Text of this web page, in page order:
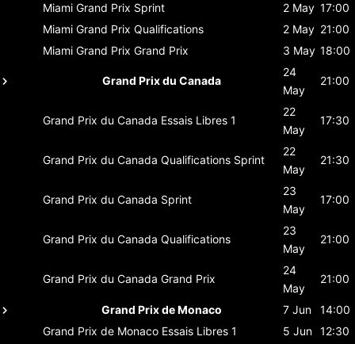
Miami Grand Prix Sprint 2 May 17:00
Miami Grand Prix Qualifications 2 May 21:00
Miami Grand Prix Grand Prix 3 May 18:00
Grand Prix du Canada
24
May
21:00
Grand Prix du Canada Essais Libres 1
22
May
17:30
Grand Prix du Canada Qualifications Sprint
22
May
21:30
Grand Prix du Canada Sprint
23
May
17:00
Grand Prix du Canada Qualifications
23
May
21:00
Grand Prix du Canada Grand Prix
24
May
21:00
Grand Prix de Monaco 7 Jun
14:00
Grand Prix de Monaco Essais Libres 1 5 Jun 12:30